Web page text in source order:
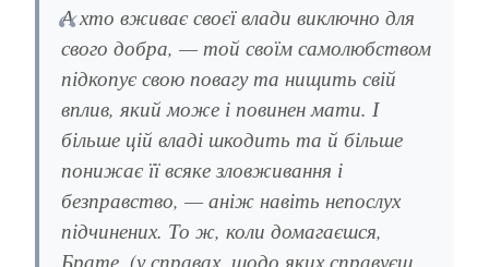
А хто вживає своєї влади виключно для
свого добра, — той своїм самолюбством
підкопує свою повагу та нищить свій
вплив, який може і повинен мати. І
більше цій владі шкодить та й більше
понижає її всяке зловживання і
безправство, — аніж навіть непослух
підчинених. То ж, коли домагаєшся,
Брате, (у справах, щодо яких справуєш